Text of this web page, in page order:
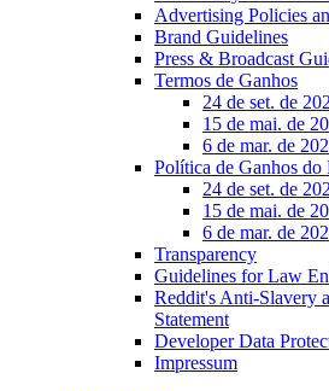
Advertising Policies
Brand Guidelines
Press & Broadcast
Termos de Ganhos
24 de set. de
15 de mai. de
6 de mar. de
Política de Ganhos do
24 de set. de
15 de mai. de
6 de mar. de
Transparency
Guidelines for Law
Reddit's Anti-Slavery
Statement
Developer Data
Impressum